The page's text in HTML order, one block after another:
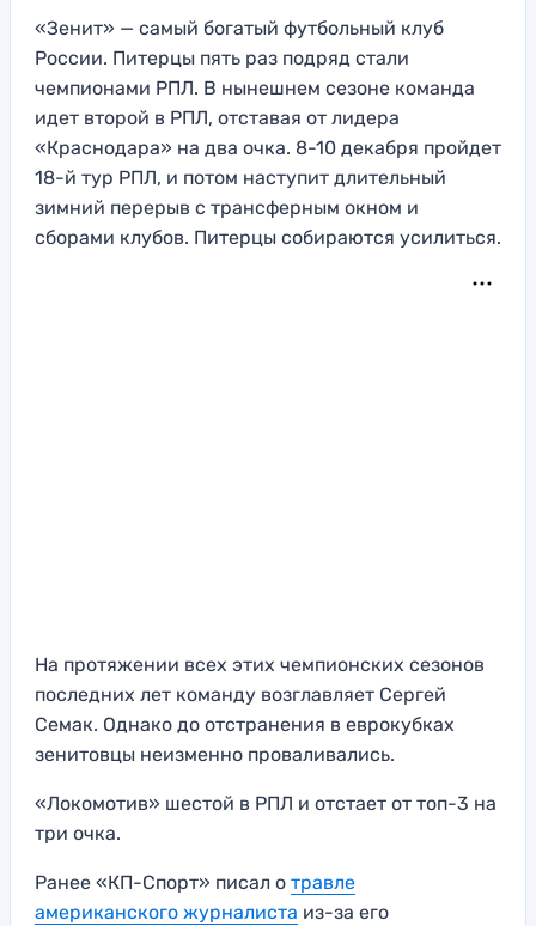
«Зенит» — самый богатый футбольный клуб
России. Питерцы пять раз подряд стали
чемпионами РПЛ. В нынешнем сезоне команда
идет второй в РПЛ, отставая от лидера
«Краснодара» на два очка. 8-10 декабря пройдет
18-й тур РПЛ, и потом наступит длительный
зимний перерыв с трансферным окном и
сборами клубов. Питерцы собираются усилиться.
На протяжении всех этих чемпионских сезонов
последних лет команду возглавляет Сергей
Семак. Однако до отстранения в еврокубках
зенитовцы неизменно проваливались.
«Локомотив» шестой в РПЛ и отстает от топ-3 на
три очка.
Ранее «КП-Спорт» писал о травле
американского журналиста из-за его